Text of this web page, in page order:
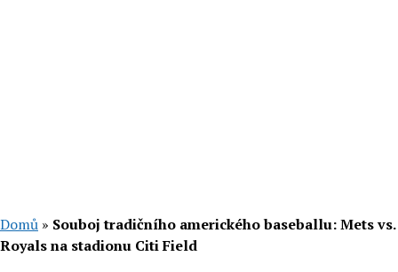
Domů » Souboj tradičního amerického baseballu: Mets vs.
Royals na stadionu Citi Field